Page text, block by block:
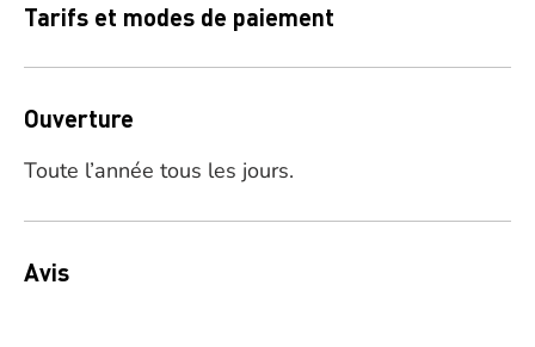
Tarifs et modes de paiement
Ouverture
Toute l’année tous les jours.
Avis